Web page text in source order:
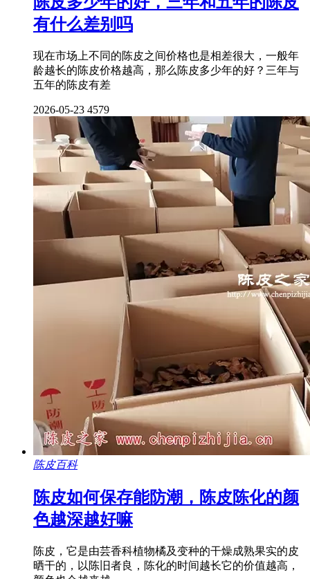
有什么差别吗
现在市场上不同的陈皮之间价格也是相差很大，一般年
龄越长的陈皮价格越高，那么陈皮多少年的好？三年与
五年的陈皮有差
2026-05-23 4579
陈皮百科
陈皮如何保存能防潮，陈皮陈化的颜
色越深越好嘛
陈皮，它是由芸香科植物橘及变种的干燥成熟果实的皮
晒干的，以陈旧者良，陈化的时间越长它的价值越高，